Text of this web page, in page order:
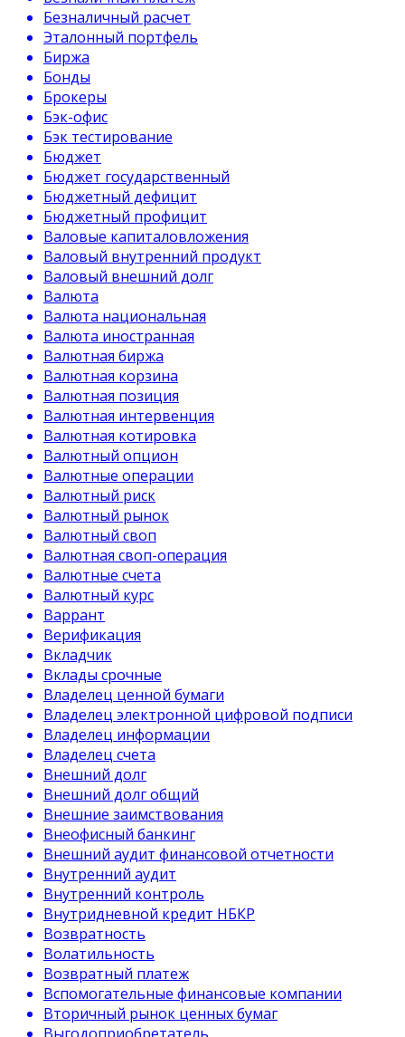
Безналичный расчет
Эталонный портфель
Биржа
Бонды
Брокеры
Бэк-офис
Бэк тестирование
Бюджет
Бюджет государственный
Бюджетный дефицит
Бюджетный профицит
Валовые капиталовложения
Валовый внутренний продукт
Валовый внешний долг
Валюта
Валюта национальная
Валюта иностранная
Валютная биржа
Валютная корзина
Валютная позиция
Валютная интервенция
Валютная котировка
Валютный опцион
Валютные операции
Валютный риск
Валютный рынок
Валютный своп
Валютная своп-операция
Валютные счета
Валютный курс
Варрант
Верификация
Вкладчик
Вклады срочные
Владелец ценной бумаги
Владелец электронной цифровой подписи
Владелец информации
Владелец счета
Внешний долг
Внешний долг общий
Внешние заимствования
Внеофисный банкинг
Внешний аудит финансовой отчетности
Внутренний аудит
Внутренний контроль
Внутридневной кредит НБКР
Возвратность
Волатильность
Возвратный платеж
Вспомогательные финансовые компании
Вторичный рынок ценных бумаг